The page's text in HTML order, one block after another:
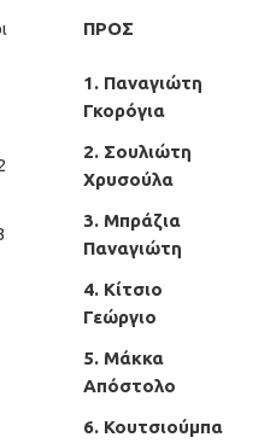
ΠΡΟΣ
1. Παναγιώτη
Γκορόγια
2. Σουλιώτη
Χρυσούλα
3. Μπράζια
Παναγιώτη
4. Κίτσιο
Γεώργιο
5. Μάκκα
Απόστολο
6. Κουτσιούμπα